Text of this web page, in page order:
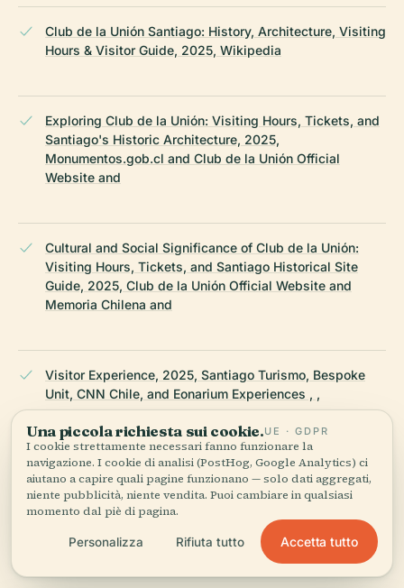
Club de la Unión Santiago: History, Architecture, Visiting
Hours & Visitor Guide, 2025, Wikipedia
Exploring Club de la Unión: Visiting Hours, Tickets, and
Santiago's Historic Architecture, 2025,
Monumentos.gob.cl and Club de la Unión Official
Website and
Cultural and Social Significance of Club de la Unión:
Visiting Hours, Tickets, and Santiago Historical Site
Guide, 2025, Club de la Unión Official Website and
Memoria Chilena and
Visitor Experience, 2025, Santiago Turismo, Bespoke
Unit, CNN Chile, and Eonarium Experiences , ,
Wikipedia — Club de la Unión (Chile)
ULTIMA REVISIONE: APRIL 2026
Ricercato da Wikidata, Wikipedia e fonti ufficiali · verificato ·
Come creiamo le nostre guide →
Una piccola richiesta sui cookie.UE · GDPR
I cookie strettamente necessari fanno funzionare la
navigazione. I cookie di analisi (PostHog, Google Analytics) ci
aiutano a capire quali pagine funzionano — solo dati aggregati,
niente pubblicità, niente vendita. Puoi cambiare in qualsiasi
momento dal piè di pagina.
Personalizza Rifiuta tutto Accetta tutto